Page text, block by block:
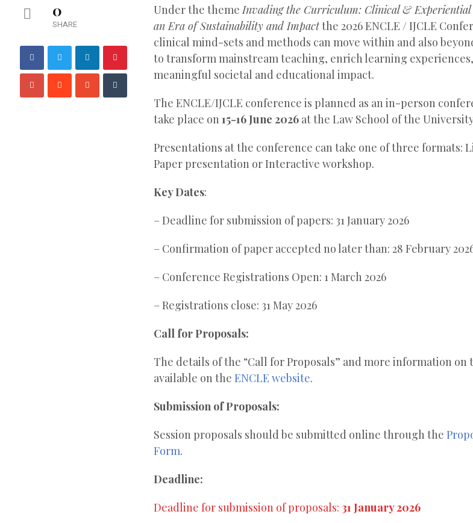
0
SHARE
Under the themeInvading the Curriculum: Clinical & Experiential
an Era of Sustainability and Impactthe 2026 ENCLE / IJCLE
clinical mind-sets and methods can move within and also
to transform mainstream teaching, enrich learning
meaningful societal and educational impact.
The ENCLE/IJCLE conference is planned as an in-person
take place on15-16 June 2026 at the Law School of the
Presentations at the conference can take one of three formats:
Paper presentation or Interactive workshop.
Key Dates:
– Deadline for submission of papers: 31 January 2026
– Confirmation of paper accepted no later than: 28 February
– Conference Registrations Open: 1 March 2026
– Registrations close: 31 May 2026
Call for Proposals:
The details of the “Call for Proposals” and more information on
available on theENCLE website.
Submission of Proposals:
Session proposals should be submitted online through the
Form.
Deadline:
Deadline for submission of proposals: 31 January 2026